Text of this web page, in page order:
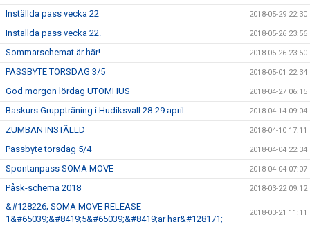
Inställda pass vecka 22 2018-05-29 22:30
Inställda pass vecka 22. 2018-05-26 23:56
Sommarschemat är här! 2018-05-26 23:50
PASSBYTE TORSDAG 3/5 2018-05-01 22:34
God morgon lördag UTOMHUS 2018-04-27 06:15
Baskurs Gruppträning i Hudiksvall 28-29 april 2018-04-14 09:04
ZUMBAN INSTÄLLD 2018-04-10 17:11
Passbyte torsdag 5/4 2018-04-04 22:34
Spontanpass SOMA MOVE 2018-04-04 07:07
Påsk-schema 2018 2018-03-22 09:12
&#128226; SOMA MOVE RELEASE
1&#65039;&#8419;5&#65039;&#8419;är här&#128171;
2018-03-21 11:11